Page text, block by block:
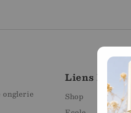
onglerie
Liens Rapides
Shop